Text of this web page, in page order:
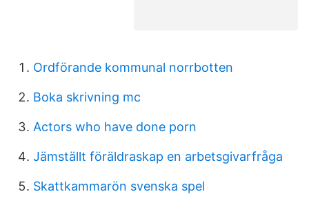
Ordförande kommunal norrbotten
Boka skrivning mc
Actors who have done porn
Jämställt föräldraskap en arbetsgivarfråga
Skattkammarön svenska spel